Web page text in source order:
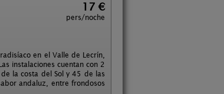
17 €
pers/noche
en el Valle de Lecrín,
instalaciones cuentan con 2
la costa del Sol y 45 de las
andaluz, entre frondosos